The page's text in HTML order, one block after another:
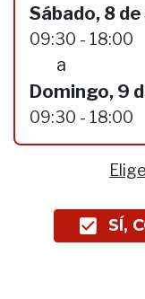
Sábado, 8
09:30 - 18:00
a
Domingo, 9
09:30 - 18:00
SÍ,